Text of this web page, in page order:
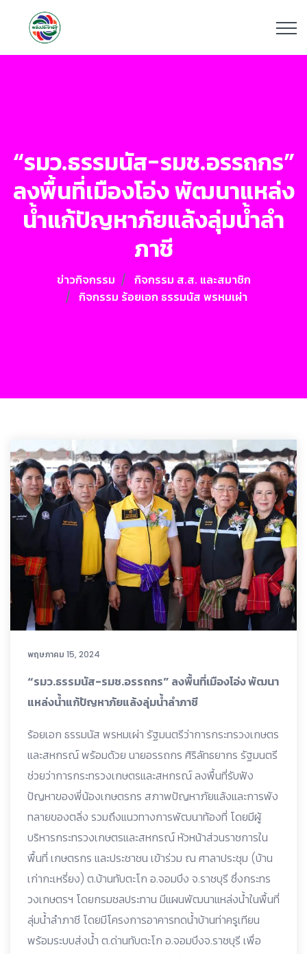
“รมว.ธรรมนัส-รมช.อรรถกร”
ลงพื้นที่เมืองโอ่ง พัฒนาแหล่ง
น้ำแก้ปัญหาภัยแล้งลุ่มน้ำลำ
ภาชี
ข่าวกิจกรรม
กิจกรรม ส.ส. และสมาชิก
กิจกรรม ร้อยเอก ธรรมนัส พรหมเผ่า
พฤษภาคม 15, 2024
“รมว.ธรรมนัส-รมช.อรรถกร” ลงพื้นที่เมืองโอ่ง พัฒนา
แหล่งน้ำแก้ปัญหาภัยแล้งลุ่มน้ำลำภาชี
ร้อยเอก ธรรมนัส พรหมเผ่า รัฐมนตรีว่าการกระทรวงเกษตร
และสหกรณ์ พร้อมด้วย นายอรรถกร ศิริลัทธยากร รัฐมนตรี
ช่วยว่าการกระทรวงเกษตรและสหกรณ์ ลงพื้นที่รับฟัง
ปัญหาของพี่น้องเกษตรกร สภาพปัญหาภัยแล้งและการพัง
ทลายของตลิ่ง รวมถึงแนวทางการพัฒนาท้องที่ โดยมีผู้
บริหารกระทรวงเกษตรและสหกรณ์ หัวหน้าส่วนราชการใน
พื้นที่ เกษตรกร และประชาชน เข้าร่วม ณ ศาลาประชุม (บ้าน
เก่ากะเหรี่ยง) ต.บ้านทับตะโก อ.จอมบึง จ.ราชบุรี ซึ่งกระทร
วงเกษตรฯ โดยกรมชลประทาน มีแผนพัฒนาแหล่งน้ำในพื้นที่
ลุ่มน้ำลำภาชี โดยมีโครงการอาคารทดน้ำบ้านท่าครูเทียน
พร้อมระบบส่งน้ำ ต.ด่านทับตะโก อ.จอมบึงจ.ราชบุรี เพื่อ